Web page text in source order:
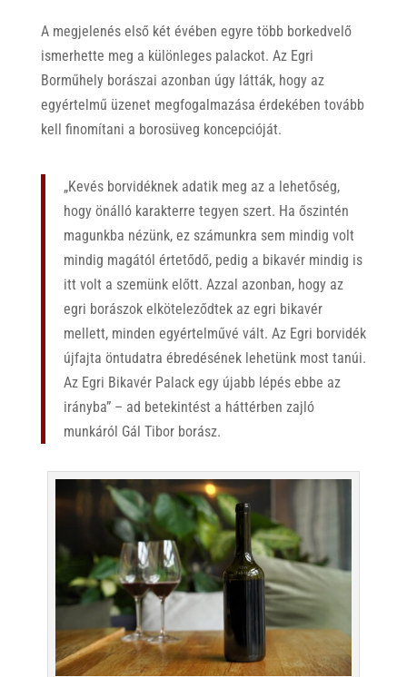
A megjelenés első két évében egyre több borkedvelő
ismerhette meg a különleges palackot. Az Egri
Borműhely borászai azonban úgy látták, hogy az
egyértelmű üzenet megfogalmazása érdekében tovább
kell finomítani a borosüveg koncepcióját.
„Kevés borvidéknek adatik meg az a lehetőség,
hogy önálló karakterre tegyen szert. Ha őszintén
magunkba nézünk, ez számunkra sem mindig volt
mindig magától értetődő, pedig a bikavér mindig is
itt volt a szemünk előtt. Azzal azonban, hogy az
egri borászok elköteleződtek az egri bikavér
mellett, minden egyértelművé vált. Az Egri borvidék
újfajta öntudatra ébredésének lehetünk most tanúi.
Az Egri Bikavér Palack egy újabb lépés ebbe az
irányba” – ad betekintést a háttérben zajló
munkáról Gál Tibor borász.